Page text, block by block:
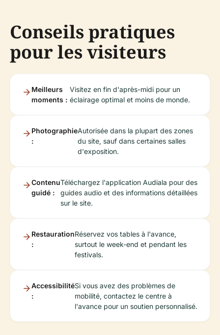
Conseils pratiques
pour les visiteurs
Meilleurs
moments :
Visitez en fin d'après-midi pour un
éclairage optimal et moins de monde.
Photographie
:
Autorisée dans la plupart des zones
du site, sauf dans certaines salles
d'exposition.
Contenu
guidé :
Téléchargez l'application Audiala pour des
guides audio et des informations détaillées
sur le site.
Restauration
:
Réservez vos tables à l'avance,
surtout le week-end et pendant les
festivals.
Accessibilité
:
Si vous avez des problèmes de
mobilité, contactez le centre à
l'avance pour un soutien personnalisé.